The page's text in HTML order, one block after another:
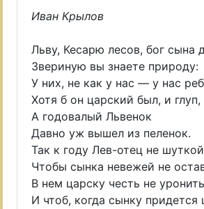
Иван Крылов
Льву, Кесарю лесов, бог сына
Звериную вы знаете природу:
У них, не как у нас — у нас
Хотя б он царский был, и
А годовалый Львенок
Давно уж вышел из пеленок.
Так к году Лев-отец не
Чтобы сынка невежей не
В нем царску честь не
И чтоб, когда сынку придется